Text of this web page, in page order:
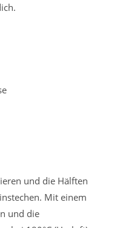
und die Hälften
Mit einem
und die